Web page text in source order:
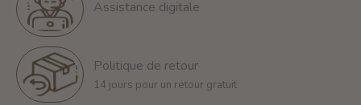
Assistance digitale
Politique de retour
14 jours pour un retour gratuit